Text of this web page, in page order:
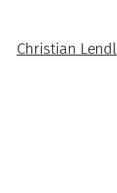
Christian Lendl